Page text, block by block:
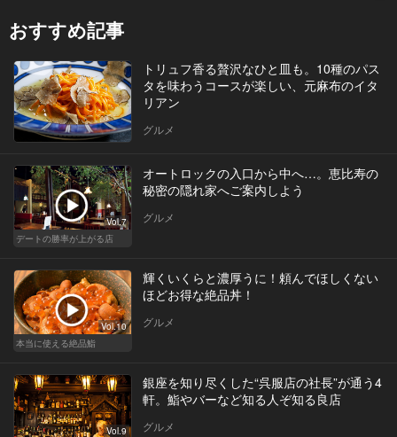
おすすめ記事
トリュフ香る贅沢なひと皿も。10種のパス
タを味わうコースが楽しい、元麻布のイタ
リアン
グルメ
Vol.7
デートの勝率が上がる店
オートロックの入口から中へ…。恵比寿の
秘密の隠れ家へご案内しよう
グルメ
Vol.10
本当に使える絶品鮨
輝くいくらと濃厚うに！頼んでほしくない
ほどお得な絶品丼！
グルメ
Vol.9
銀座を知り尽くした“呉服店の社長”が通う4
軒。鮨やバーなど知る人ぞ知る良店
グルメ